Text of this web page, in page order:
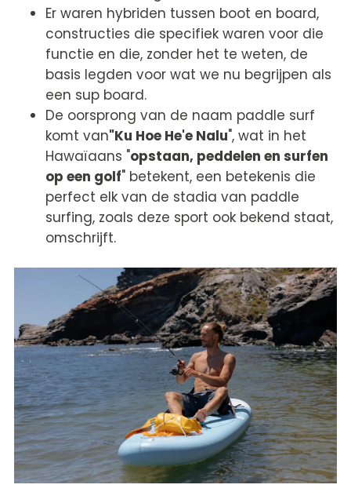
Er waren hybriden tussen boot en board,
constructies die specifiek waren voor die
functie en die, zonder het te weten, de
basis legden voor wat we nu begrijpen als
een sup board.
De oorsprong van de naam paddle surf
komt van"Ku Hoe He'e Nalu", wat in het
Hawaïaans "opstaan, peddelen en surfen
op een golf" betekent, een betekenis die
perfect elk van de stadia van paddle
surfing, zoals deze sport ook bekend staat,
omschrijft.